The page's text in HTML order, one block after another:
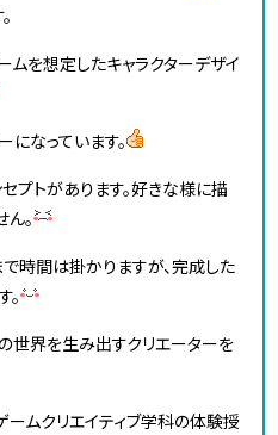
ムを想定したキャラクターデザイ
になっています。
プトがあります。好きな様に描
。
時間は掛かりますが、完成した
。
世界を生み出すクリエーターを
ームクリエイティブ学科の体験授